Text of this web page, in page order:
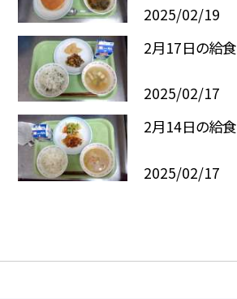
2025/02/19
2月17日の給食
2025/02/17
2月14日の給食
2025/02/17